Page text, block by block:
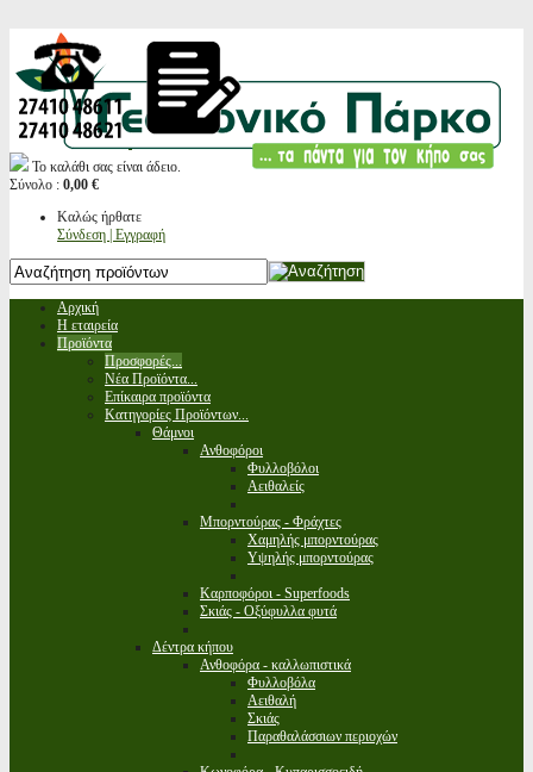
Το καλάθι σας είναι άδειο.
Σύνολο : 0,00 €
Καλώς ήρθατε
Σύνδεση | Εγγραφή
Αρχική
Η εταιρεία
Προϊόντα
Προσφορές...
Νέα Προϊόντα...
Επίκαιρα προϊόντα
Κατηγορίες Προϊόντων...
Θάμνοι
Ανθοφόροι
Φυλλοβόλοι
Αειθαλείς
Μπορντούρας - Φράχτες
Χαμηλής μπορντούρας
Υψηλής μπορντούρας
Καρποφόροι - Superfoods
Σκιάς - Οξύφυλλα φυτά
Δέντρα κήπου
Ανθοφόρα - καλλωπιστικά
Φυλλοβόλα
Αειθαλή
Σκιάς
Παραθαλάσσιων περιοχών